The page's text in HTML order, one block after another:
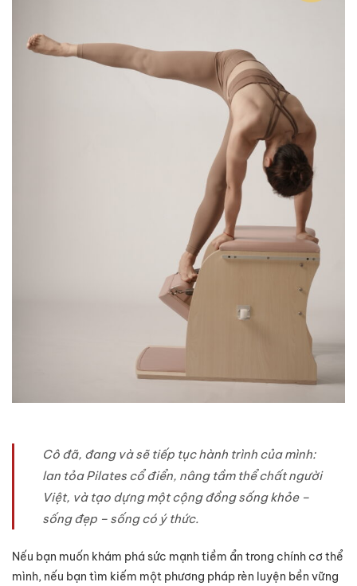
Cô đã, đang và sẽ tiếp tục hành trình của mình:
lan tỏa Pilates cổ điển, nâng tầm thể chất người
Việt, và tạo dựng một cộng đồng sống khỏe –
sống đẹp – sống có ý thức.
Nếu bạn muốn khám phá sức mạnh tiềm ẩn trong chính cơ thể
mình, nếu bạn tìm kiếm một phương pháp rèn luyện bền vững